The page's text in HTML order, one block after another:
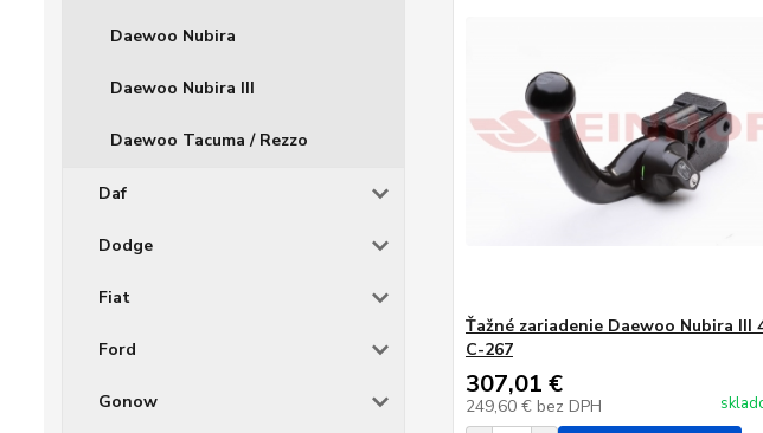
Daewoo Nubira
Daewoo Nubira III
Daewoo Tacuma / Rezzo
Daf
Dodge
Fiat
Ford
Gonow
Ťažné zariadenie Daewoo Nubira III
C-267
307,01 €
249,60 € bez DPH